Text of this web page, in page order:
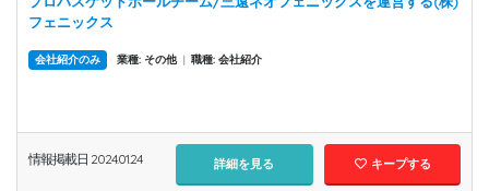
フェニックス
会社紹介のみ 業種: その他 | 職種: 会社紹介
情報掲載日 2024.01.24 詳細を見る キープする